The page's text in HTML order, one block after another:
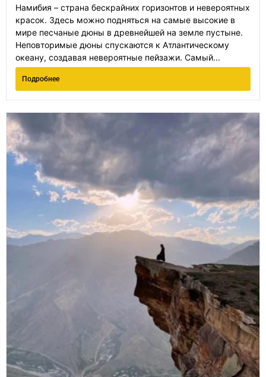
Намибия – страна бескрайних горизонтов и невероятных
красок. Здесь можно подняться на самые высокие в
мире песчаные дюны в древнейшей на земле пустыне.
Неповторимые дюны спускаются к Атлантическому
океану, создавая невероятные пейзажи. Самый...
Подробнее